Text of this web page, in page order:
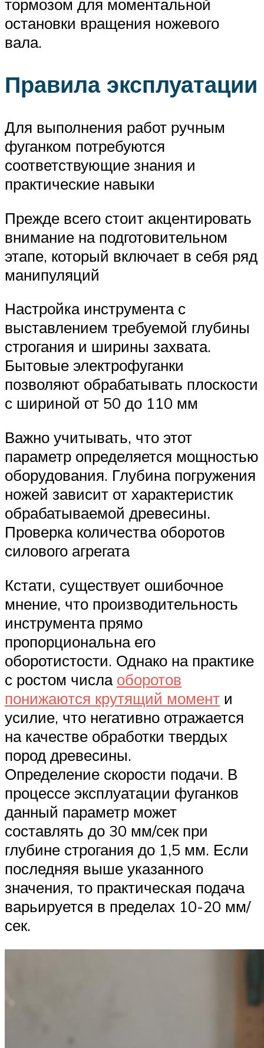
тормозом для моментальной
остановки вращения ножевого
вала.
Правила эксплуатации
Для выполнения работ ручным
фуганком потребуются
соответствующие знания и
практические навыки
Прежде всего стоит акцентировать
внимание на подготовительном
этапе, который включает в себя ряд
манипуляций
Настройка инструмента с
выставлением требуемой глубины
строгания и ширины захвата.
Бытовые электрофуганки
позволяют обрабатывать плоскости
с шириной от 50 до 110 мм
Важно учитывать, что этот
параметр определяется мощностью
оборудования. Глубина погружения
ножей зависит от характеристик
обрабатываемой древесины.
Проверка количества оборотов
силового агрегата
Кстати, существует ошибочное
мнение, что производительность
инструмента прямо
пропорциональна его
оборотистости. Однако на практике
с ростом числа оборотов
понижаются крутящий момент и
усилие, что негативно отражается
на качестве обработки твердых
пород древесины.
Определение скорости подачи. В
процессе эксплуатации фуганков
данный параметр может
составлять до 30 мм/сек при
глубине строгания до 1,5 мм. Если
последняя выше указанного
значения, то практическая подача
варьируется в пределах 10-20 мм/
сек.